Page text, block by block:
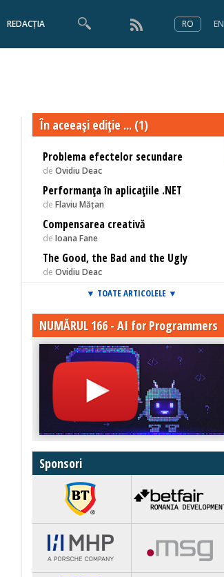
REDACȚIA RO EN
În aceeaşi ediţie ... (1)
Problema efectelor secundare
de Ovidiu Deac
Performanţa în aplicaţiile .NET
de Flaviu Mățan
Compensarea creativă
de Ioana Fane
The Good, the Bad and the Ugly
de Ovidiu Deac
▼ TOATE ARTICOLELE ▼
NUMĂRUL 166 - AI for Programmers
Sponsori